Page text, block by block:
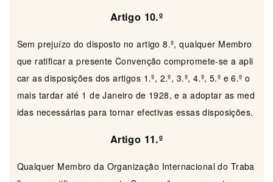
Artigo 10.º
Sem prejuízo do disposto no artigo 8.º, qualquer Membro
que ratificar a presente Convenção compromete-se a apli
car as disposições dos artigos 1.º, 2.º, 3.º, 4.º, 5.º e 6.º o
mais tardar até 1 de Janeiro de 1928, e a adoptar as med
idas necessárias para tornar efectivas essas disposições.
Artigo 11.º
Qualquer Membro da Organização Internacional do Traba